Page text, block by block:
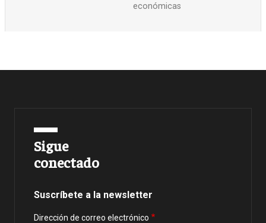
económicas
Sigue
conectado
Suscríbete a la newsletter
Dirección de correo electrónico